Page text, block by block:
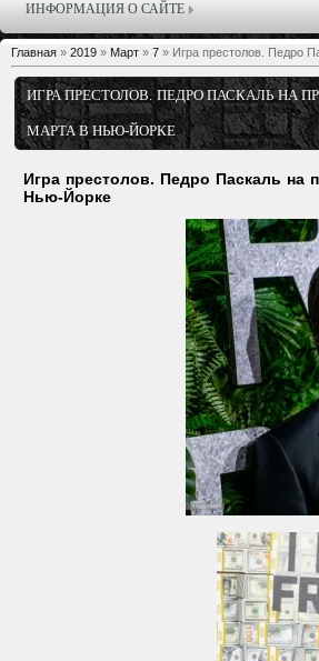
ИНФОРМАЦИЯ О САЙТЕ
Главная » 2019 » Март » 7 » Игра престолов. Педро
ИГРА ПРЕСТОЛОВ. ПЕДРО ПАСКАЛЬ НА
МАРТА В НЬЮ-ЙОРКЕ
Игра престолов. Педро Паскаль на
Нью-Йорке